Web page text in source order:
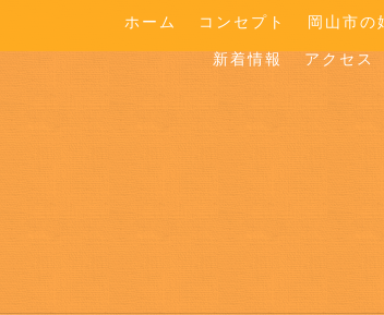
ホーム コンセプト 岡山市の
新着情報 アクセス